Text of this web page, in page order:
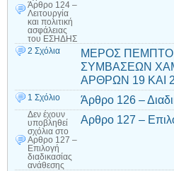
Άρθρο 124 –
Λειτουργία
και πολιτική
ασφάλειας
του ΕΣΗΔΗΣ
2 Σχόλια
ΜΕΡΟΣ ΠΕΜΠΤΟ
ΣΥΜΒΑΣΕΩΝ
ΑΡΘΡΩΝ 19 ΚΑΙ
1 Σχόλιο Άρθρο 126 –
Δεν έχουν
υποβληθεί
σχόλια στο
Αρθρο 127 –
Επιλογή
διαδικασίας
ανάθεσης
Αρθρο 127 –